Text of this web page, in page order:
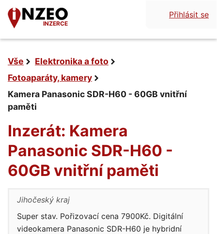
INZERCE
Přihlásit se
Vše
Elektronika a foto
Fotoaparáty, kamery
Kamera Panasonic SDR-H60 - 60GB vnitřní
paměti
Inzerát: Kamera
Panasonic SDR-H60 -
60GB vnitřní paměti
Jihočeský kraj
Super stav. Pořizovací cena 7900Kč. Digitální
videokamera Panasonic SDR-H60 je hybridní